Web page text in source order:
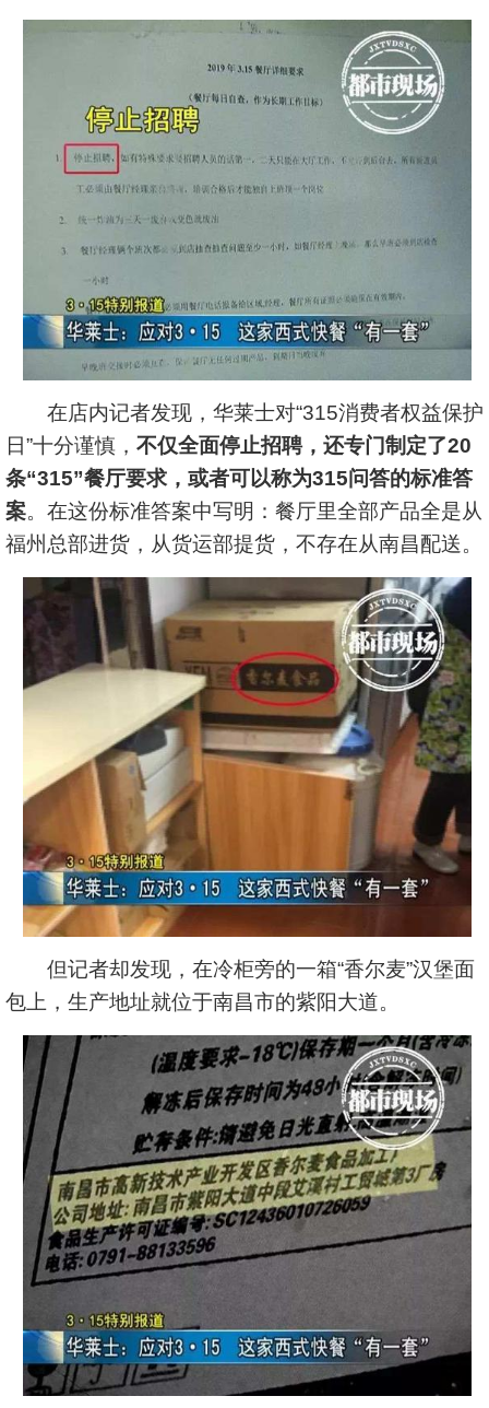
在店内记者发现，华莱士对“315消费者权益保护
日”十分谨慎， 不仅全面停止招聘，还专门制定了20
条“315”餐厅要求，或者可以称为315问答的标准答
案。在这份标准答案中写明：餐厅里全部产品全是从
福州总部进货，从货运部提货，不存在从南昌配送。
但记者却发现，在冷柜旁的一箱“香尔麦”汉堡面
包上，生产地址就位于南昌市的紫阳大道。